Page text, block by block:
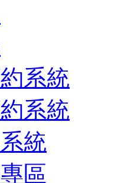
系統
系統
統
區